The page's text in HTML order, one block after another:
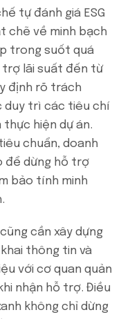
tự đánh giá ESG
chẽ về minh bạch
trong suốt quá
trợ lãi suất đến từ
định rõ trách
duy trì các tiêu chí
thực hiện dự án.
chuẩn, doanh
để dừng hỗ trợ
bảo tính minh
cần xây dựng
thông tin và
với cơ quan quản
nhận hỗ trợ. Điều
không chỉ dừng